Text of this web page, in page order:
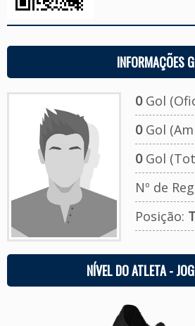
INFORMAÇÕES
0Gol
0Gol
0Gol
Nº de
Posição:
NÍVEL DO ATLETA -